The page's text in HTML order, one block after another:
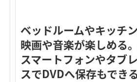
ベッドルームやキッチ
映画や音楽が楽しめる
スマートフォンやタブ
スでDVDへ保存もできる